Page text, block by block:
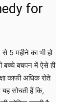
for
5 महीने का भी हो
बच्चे बचपन में ऐसे ही
काफी अधिक रोते
सोचती हैं कि,